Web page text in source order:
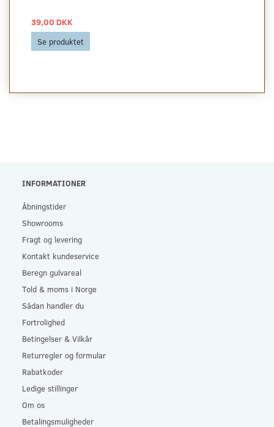
39,00 DKK
Se produktet
INFORMATIONER
Åbningstider
Showrooms
Fragt og levering
Kontakt kundeservice
Beregn gulvareal
Told & moms i Norge
Sådan handler du
Fortrolighed
Betingelser & Vilkår
Returregler og formular
Rabatkoder
Ledige stillinger
Om os
Betalingsmuligheder